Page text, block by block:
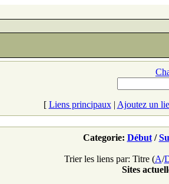
[ Liens principaux| Ajoutez un
Categorie: Début/
Trier les liens par: Titre (A/
Sites